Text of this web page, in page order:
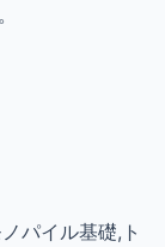
パイル基礎,ト